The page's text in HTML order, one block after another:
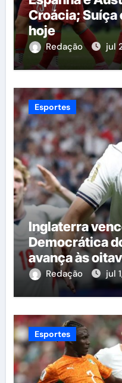
Croácia; Suíça
hoje
Redação jul
Esportes
Inglaterra
Democrática
avança às
Mundo
Redação jul
Esportes